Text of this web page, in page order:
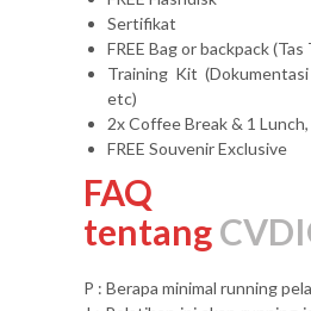
Sertifikat
FREE Bag or backpack (Tas
Training Kit
etc)
2x Coffee Break & 1
FREE Souvenir Exclusive
FAQ
tentang
P : Berapa minimal running